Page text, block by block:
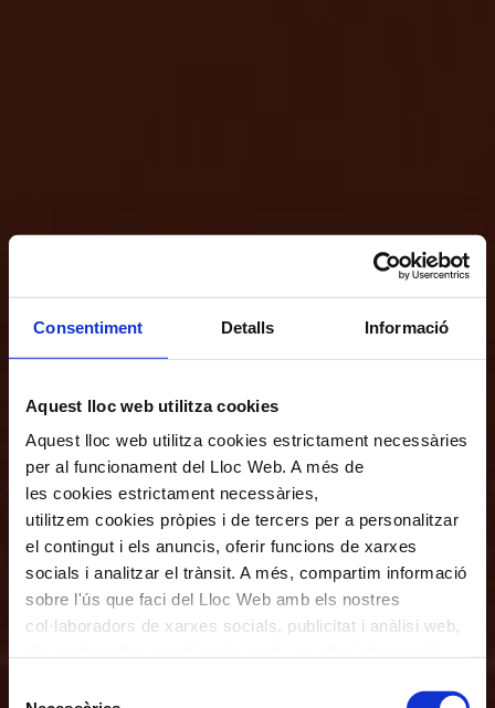
Consentiment Detalls Informació
Aquest lloc web utilitza cookies
Aquest lloc web utilitza cookies estrictament necessàries
per al funcionament del Lloc Web. A més de
les cookies estrictament necessàries,
utilitzem cookies pròpies i de tercers per a personalitzar
el contingut i els anuncis, oferir funcions de xarxes
socials i analitzar el trànsit. A més, compartim informació
sobre l'ús que faci del Lloc Web amb els nostres
col·laboradors de xarxes socials, publicitat i anàlisi web,